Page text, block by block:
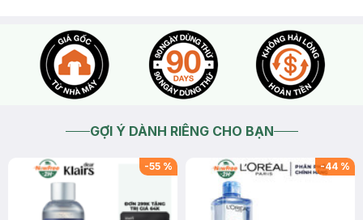
GỢI Ý DÀNH RIÊNG CHO BẠN
-55 % -44 %